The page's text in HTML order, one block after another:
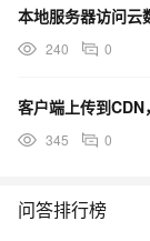
本地服务器访问云
240 0
345 0
问答排行榜